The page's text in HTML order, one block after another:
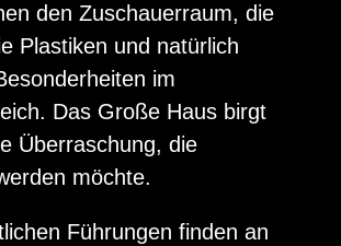
den Zuschauerraum, die
Plastiken und natürlich
im
Das Große Haus birgt
Überraschung, die
möchte.
Führungen finden an